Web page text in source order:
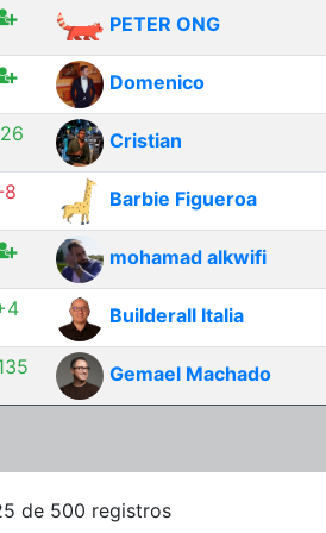
PETER ONG
Domenico
Cristian
8 Barbie Figueroa
mohamad alkwifi
Builderall Italia
Gemael Machado
de 500 registros